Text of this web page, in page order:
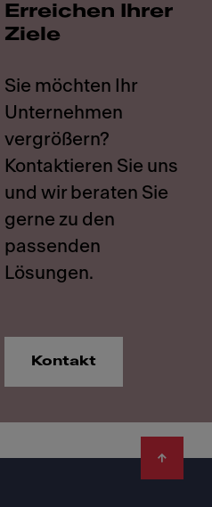
Erreichen Ihrer
Ziele
Sie möchten Ihr
Unternehmen
vergrößern?
Kontaktieren Sie uns
und wir beraten Sie
gerne zu den
passenden
Kontakt